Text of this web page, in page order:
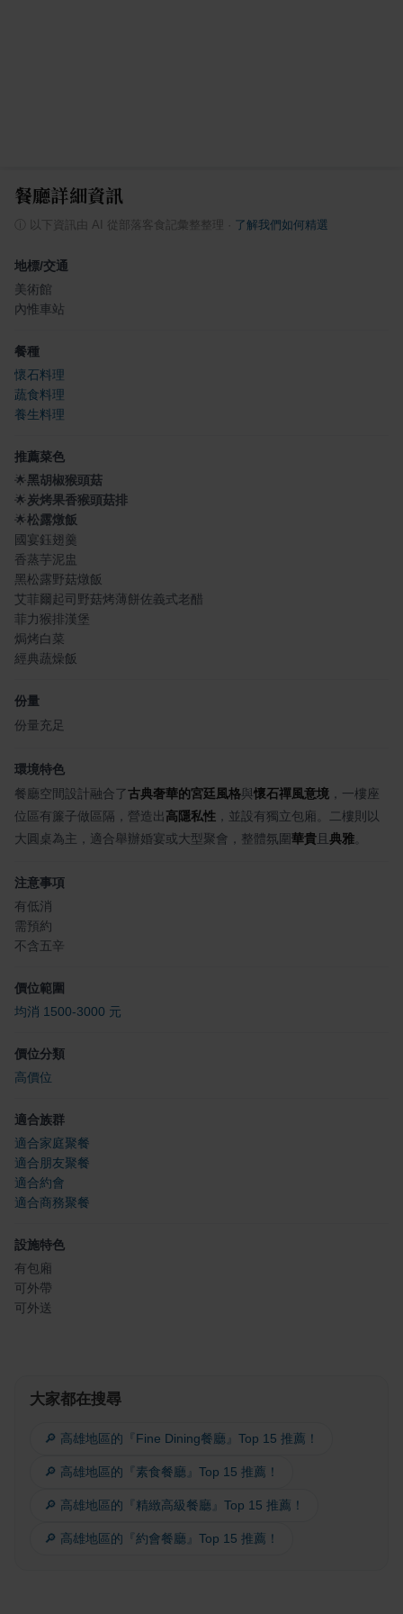
餐廳詳細資訊
以下資訊由 AI 從部落客食記彙整整理 了解我們如何精選
地標/交通
美術館
內惟車站
餐種
懷石料理
蔬食料理
養生料理
推薦菜色
🌟黑胡椒猴頭菇
🌟炭烤果香猴頭菇排
🌟松露燉飯
國宴鈺翅羹
香蒸芋泥盅
黑松露野菇燉飯
艾菲爾起司野菇烤薄餅佐義式老醋
菲力猴排漢堡
焗烤白菜
經典蔬燥飯
份量
份量充足
環境特色
餐廳空間設計融合了古典奢華的宮廷風格與懷石禪風意境 ，一樓座
位區有簾子做區隔，營造出高隱私性 ，並設有獨立包廂。二樓則以
大圓桌為主，適合舉辦婚宴或大型聚會，整體氛圍華貴 且 典雅
注意事項
有低消
需預約
不含五辛
價位範圍
均消 1500-3000 元
價位分類
高價位
適合族群
適合家庭聚餐
適合朋友聚餐
適合約會
適合商務聚餐
設施特色
有包廂
可外帶
可外送
大家都在搜尋
🔎 高雄地區的『Fine Dining餐廳』Top 15 推薦！
🔎 高雄地區的『素食餐廳』Top 15 推薦！
🔎 高雄地區的『精緻高級餐廳』Top 15 推薦！
🔎 高雄地區的『約會餐廳』Top 15 推薦！